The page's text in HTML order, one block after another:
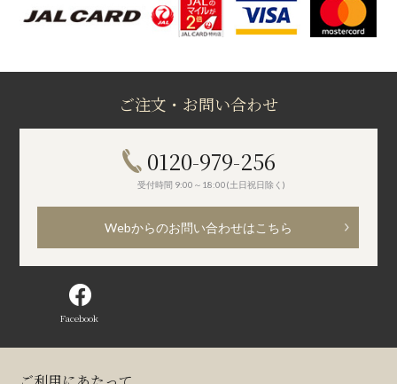
ご注文・お問い合わせ
0120-979-256
受付時間 9:00～18:00(土日祝日除く)
Webからのお問い合わせはこちら
Facebook